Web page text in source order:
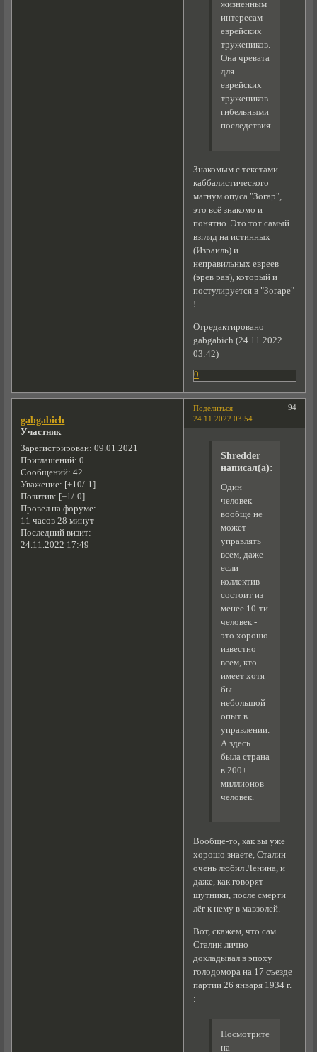
жизненным
интересам
еврейских
тружеников.
Она чревата
для
еврейских
тружеников
гибельными
последствиями.
Знакомым с текстами
каббалистического
магнум опуса "Зогар",
это всё знакомо и
понятно. Это тот самый
взгляд на истинных
(Израиль) и
неправильных евреев
(эрев рав), который и
постулируется в "Зогаре"
!
Отредактировано
gabgabich (24.11.2022
03:42)
0
Поделиться
94
24.11.2022 03:54
gabgabich
Участник
Зарегистрирован: 09.01.2021
Приглашений: 0
Сообщений: 42
Уважение: [+10/-1]
Позитив: [+1/-0]
Провел на форуме:
11 часов 28 минут
Последний визит:
24.11.2022 17:49
Shredder
написал(а):
Один
человек
вообще не
может
управлять
всем, даже
если
коллектив
состоит из
менее 10-ти
человек -
это хорошо
известно
всем, кто
имеет хотя
бы
небольшой
опыт в
управлении.
А здесь
была страна
в 200+
миллионов
человек.
Вообще-то, как вы уже
хорошо знаете, Сталин
очень любил Ленина, и
даже, как говорят
шутники, после смерти
лёг к нему в мавзолей.
Вот, скажем, что сам
Сталин лично
докладывал в эпоху
голодомора на 17 съезде
партии 26 января 1934 г.
:
Посмотрите
на